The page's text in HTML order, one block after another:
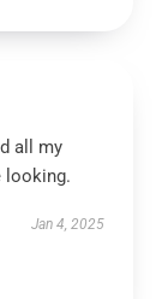
all my
looking.
Jan 4, 2025